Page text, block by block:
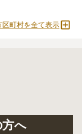
区町村を全て表示
方へ